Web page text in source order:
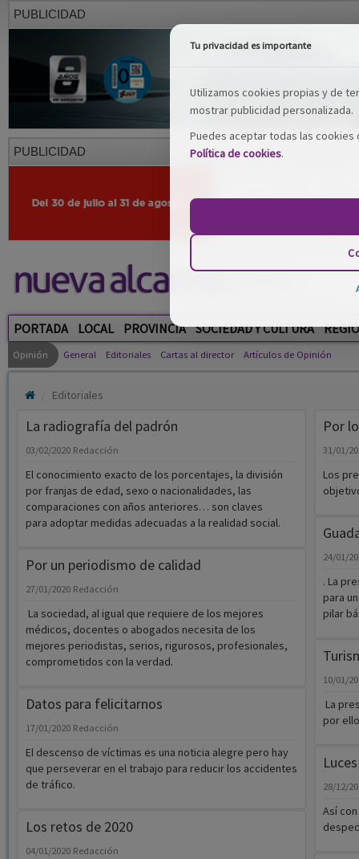
PUBLICIDAD
PUBLICIDAD
PORTADA LOCAL PROVINCIA SOCIEDAD Y CULTURA
Opinión General Editoriales Cartas al director Artículos de Opinión
Editoriales
La radiografía del padrón
03/02/2020 Redacción
El conocimiento exacto de los porcentajes, la división
por franjas de edad, sexo o nacionalidades, las
comparaciones con años anteriores… son claves
para adoptar medidas adecuadas a la realidad social.
Por un periodismo de calidad
27/01/2020 Redacción
La sociedad, al igual que requiere de los mejores
médicos, docentes o abogados necesita de los
mejores periodistas, serios, rigurosos, profesionales,
comprometidos con la verdad.
Datos para felicitarnos
17/01/2020 Redacción
El descenso de víctimas es una noticia alegre pero hay
que perseverar en el trabajo para reducir los accidentes
de tráfico.
Los retos de 2020
04/01/2020 Redacción
Por
31/01/
Los
24/01/
. La
para
pilar
10/01/
La
por
28/12/
Así
Tu privacidad es importante
Utilizamos cookies propias y de
mostrar publicidad personalizada.
Puedes aceptar todas las
Política de cookies.